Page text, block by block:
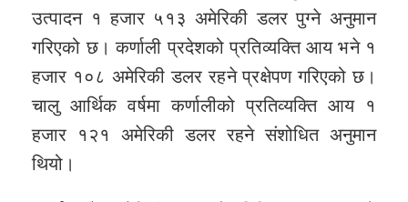
उत्पादन १ हजार ५१३ अमेरिकी डलर पुग्ने अनुमान
गरिएको छ। कर्णाली प्रदेशको प्रतिव्यक्ति आय भने १
हजार १०८ अमेरिकी डलर रहने प्रक्षेपण गरिएको छ।
चालु आर्थिक वर्षमा कर्णालीको प्रतिव्यक्ति आय १
हजार १२१ अमेरिकी डलर रहने संशोधित अनुमान
थियो।